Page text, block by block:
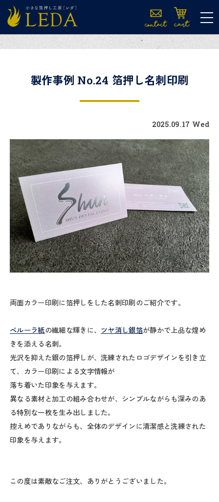
製作事例 No.24 箔押し名刺印刷
2025.09.17 Wed
両面カラー印刷に箔押しをした名刺印刷のご紹介です。
ペルーラ紙の繊細な輝きに、 ツヤ消し銀箔が静かで上品な煌め
きを添える名刺。
光沢を抑えた銀の箔押しが、洗練されたロゴデザインを引き立
て、カラー印刷による文字情報が
落ち着いた印象を与えます。
異なる素材と加工の組み合わせが、シンプルながらも深みのあ
る特別な一枚を生み出しました。
控えめでありながらも、全体のデザインに清潔感と洗練された
印象を与えます。
この度は素敵なご注文、ありがとうございました。